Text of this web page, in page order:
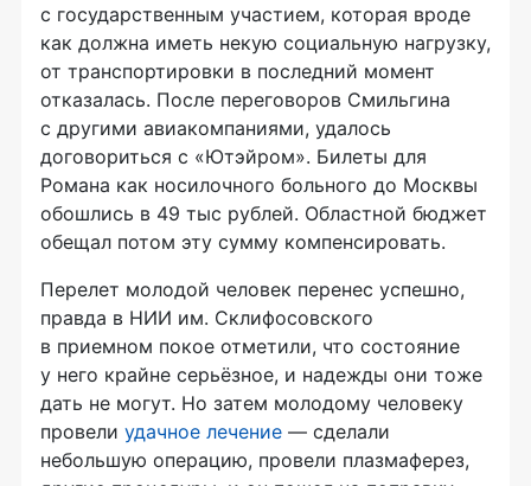
с государственным участием, которая вроде
как должна иметь некую социальную нагрузку,
от транспортировки в последний момент
отказалась. После переговоров Смильгина
с другими авиакомпаниями, удалось
договориться с «Ютэйром». Билеты для
Романа как носилочного больного до Москвы
обошлись в 49 тыс рублей. Областной бюджет
обещал потом эту сумму компенсировать.
Перелет молодой человек перенес успешно,
правда в НИИ им. Склифосовского
в приемном покое отметили, что состояние
у него крайне серьёзное, и надежды они тоже
дать не могут. Но затем молодому человеку
провели удачное лечение — сделали
небольшую операцию, провели плазмаферез,